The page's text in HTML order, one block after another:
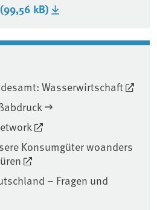
kB)
Wasserwirtschaft
Konsumgüter woanders
– Fragen und